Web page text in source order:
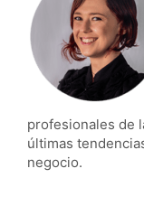
profesionales de
últimas
negocio.